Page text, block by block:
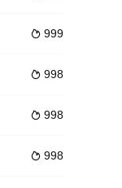
经
。母子最后的相处时光
 999
 998
 998
 998